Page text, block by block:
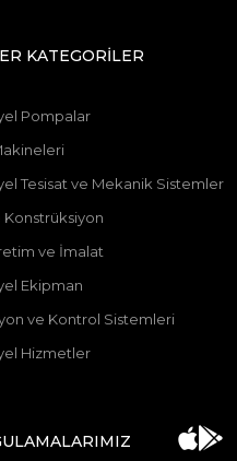
KATEGORİLER
Pompalar
Tesisat ve Mekanik Sistemler
Konstrüksiyon
ve İmalat
Ekipman
ve Kontrol Sistemleri
Hizmetler